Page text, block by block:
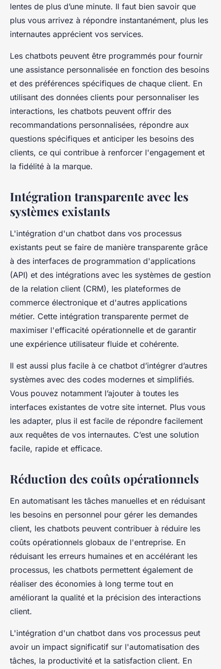
lentes de plus d’une minute. Il faut bien savoir que
plus vous arrivez à répondre instantanément, plus les
internautes apprécient vos services.
Les chatbots peuvent être programmés pour fournir
une assistance personnalisée en fonction des besoins
et des préférences spécifiques de chaque client. En
utilisant des données clients pour personnaliser les
interactions, les chatbots peuvent offrir des
recommandations personnalisées, répondre aux
questions spécifiques et anticiper les besoins des
clients, ce qui contribue à renforcer l'engagement et
la fidélité à la marque.
Intégration transparente avec les
systèmes existants
L'intégration d'un chatbot dans vos processus
existants peut se faire de manière transparente grâce
à des interfaces de programmation d'applications
(API) et des intégrations avec les systèmes de gestion
de la relation client (CRM), les plateformes de
commerce électronique et d'autres applications
métier. Cette intégration transparente permet de
maximiser l'efficacité opérationnelle et de garantir
une expérience utilisateur fluide et cohérente.
Il est aussi plus facile à ce chatbot d’intégrer d’autres
systèmes avec des codes modernes et simplifiés.
Vous pouvez notamment l’ajouter à toutes les
interfaces existantes de votre site internet. Plus vous
les adapter, plus il est facile de répondre facilement
aux requêtes de vos internautes. C’est une solution
facile, rapide et efficace.
Réduction des coûts opérationnels
En automatisant les tâches manuelles et en réduisant
les besoins en personnel pour gérer les demandes
client, les chatbots peuvent contribuer à réduire les
coûts opérationnels globaux de l'entreprise. En
réduisant les erreurs humaines et en accélérant les
processus, les chatbots permettent également de
réaliser des économies à long terme tout en
améliorant la qualité et la précision des interactions
client.
L'intégration d'un chatbot dans vos processus peut
avoir un impact significatif sur l'automatisation des
tâches, la productivité et la satisfaction client. En